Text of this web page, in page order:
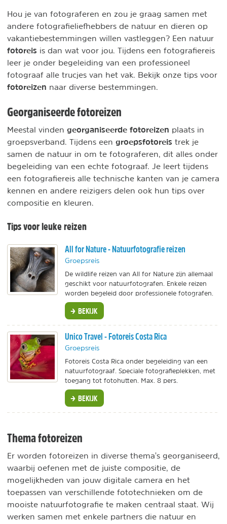
Hou je van fotograferen en zou je graag samen met
andere fotografieliefhebbers de natuur en dieren op
vakantiebestemmingen willen vastleggen? Een natuur
fotoreis is dan wat voor jou. Tijdens een fotografiereis
leer je onder begeleiding van een professioneel
fotograaf alle trucjes van het vak. Bekijk onze tips voor
fotoreizen naar diverse bestemmingen.
Georganiseerde fotoreizen
Meestal vinden georganiseerde fotoreizen plaats in
groepsverband. Tijdens een groepsfotoreis trek je
samen de natuur in om te fotograferen, dit alles onder
begeleiding van een echte fotograaf. Je leert tijdens
een fotografiereis alle technische kanten van je camera
kennen en andere reizigers delen ook hun tips over
compositie en kleuren.
Tips voor leuke reizen
All for Nature - Natuurfotografie reizen
Groepsreis
De wildlife reizen van All for Nature zijn allemaal
geschikt voor natuurfotografen. Enkele reizen
worden begeleid door professionele fotografen.
BEKIJK
Unico Travel - Fotoreis Costa Rica
Groepsreis
Fotoreis Costa Rica onder begeleiding van een
natuurfotograaf. Speciale fotografieplekken, met
toegang tot fotohutten. Max. 8 pers.
BEKIJK
Thema fotoreizen
Er worden fotoreizen in diverse thema's georganiseerd,
waarbij oefenen met de juiste compositie, de
mogelijkheden van jouw digitale camera en het
toepassen van verschillende fototechnieken om de
mooiste natuurfotografie te maken centraal staat. Wij
werken samen met enkele partners die natuur en